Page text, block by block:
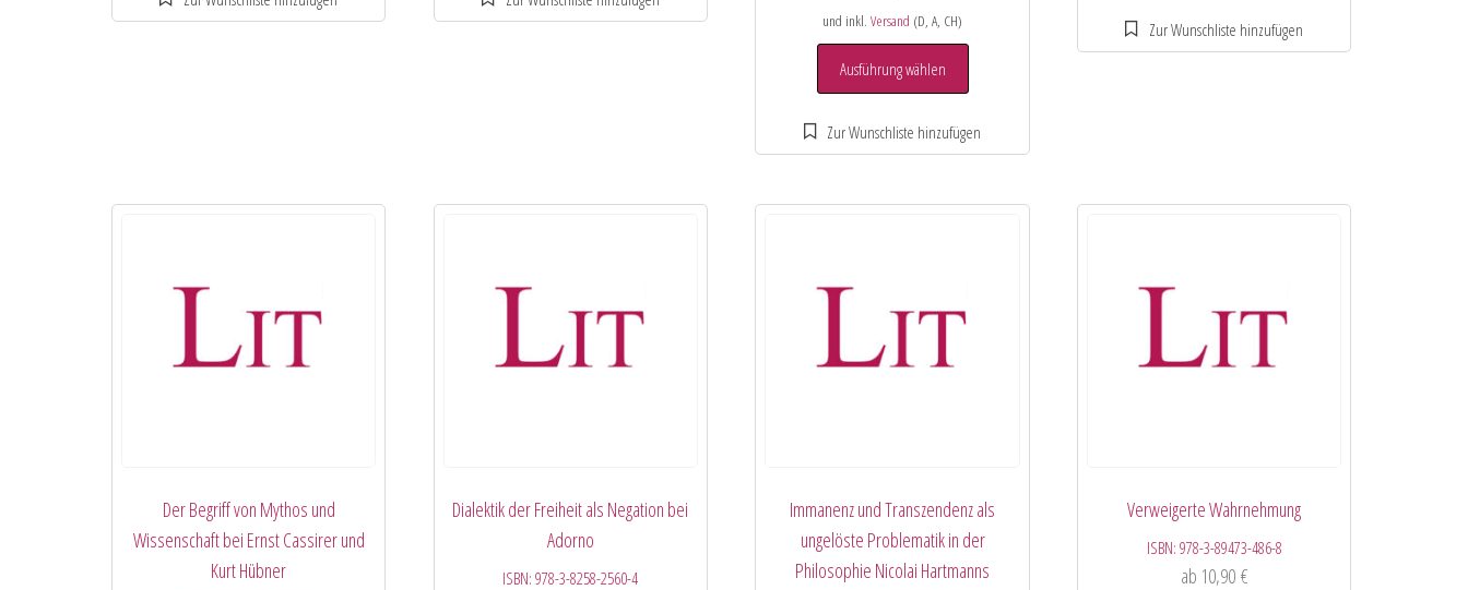
und inkl.Versand (D, A, CH)
Ausführung wählen
Der Begriff von Mythos und
Wissenschaft bei Ernst Cassirer und
Kurt Hübner
Dialektik der Freiheit als Negation bei
Adorno
ISBN:978-3-8258-2560-4
Immanenz und Transzendenz als
ungelöste Problematik in der
Philosophie Nicolai Hartmanns
Verweigerte Wahrnehmung
ISBN: 978-3-89473-486-8
ab 10,90 €